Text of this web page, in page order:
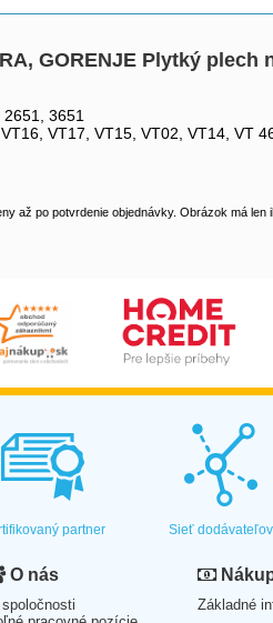
GORENJE Plytký plech
3651
VT17, VT15, VT02, VT14, VT
až po potvrdenie objednávky. Obrázok má len
partner Sieť dodávateľov
O nás
Základné